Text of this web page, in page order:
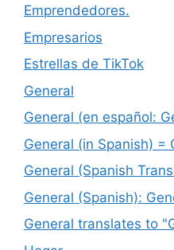
Emprendedores.
Empresarios
Estrellas de TikTok
General
General (en español:
General (in Spanish) =
General (Spanish
General (Spanish):
General translates to